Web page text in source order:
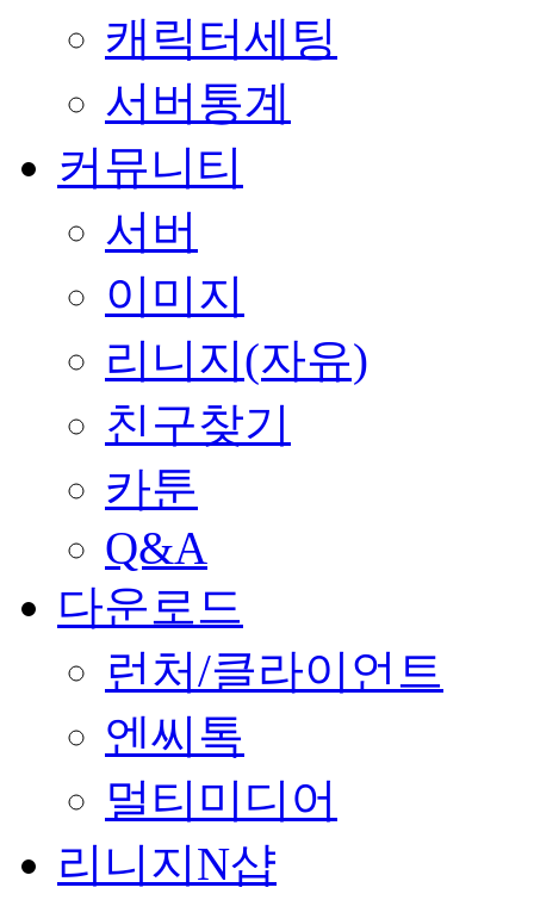
캐릭터세팅
서버통계
커뮤니티
서버
이미지
리니지(자유)
친구찾기
카툰
Q&A
다운로드
런처/클라이언트
엔씨톡
멀티미디어
리니지N샵